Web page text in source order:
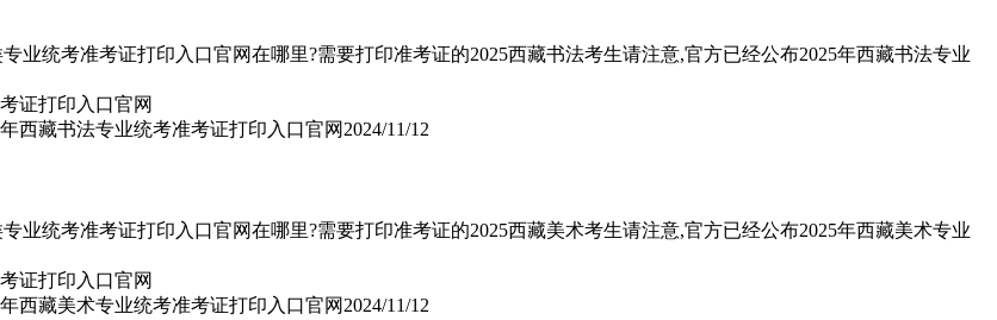
业统考准考证打印入口官网在哪里?需要打印准考证的2025西藏书法考生请注意,官方已经公布2025年西藏书法专业
西藏书法专业统考准考证打印入口官网 2024/11/12
业统考准考证打印入口官网在哪里?需要打印准考证的2025西藏美术考生请注意,官方已经公布2025年西藏美术专业
西藏美术专业统考准考证打印入口官网 2024/11/12